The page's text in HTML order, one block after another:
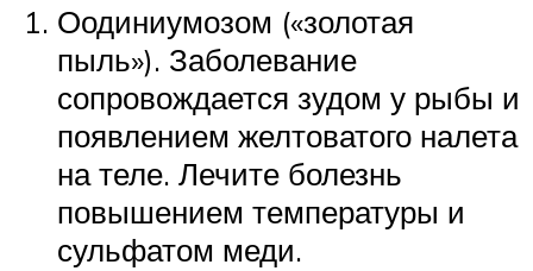
Оодиниумозом («золотая
пыль»). Заболевание
сопровождается зудом у рыбы и
появлением желтоватого налета
на теле. Лечите болезнь
повышением температуры и
сульфатом меди.